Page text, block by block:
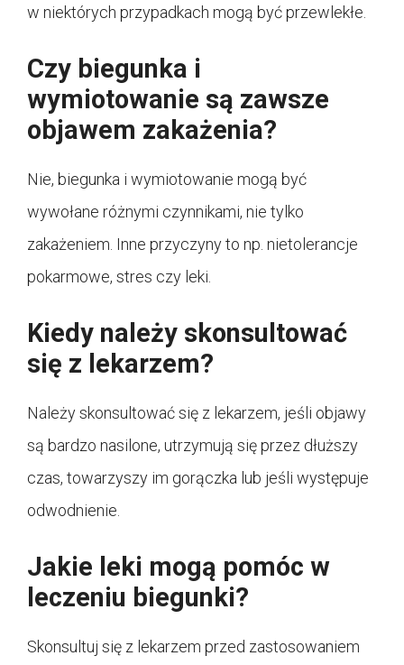
w niektórych przypadkach mogą być przewlekłe.
Czy biegunka i
wymiotowanie są zawsze
objawem zakażenia?
Nie, biegunka i wymiotowanie mogą być
wywołane różnymi czynnikami, nie tylko
zakażeniem. Inne przyczyny to np. nietolerancje
pokarmowe, stres czy leki.
Kiedy należy skonsultować
się z lekarzem?
Należy skonsultować się z lekarzem, jeśli objawy
są bardzo nasilone, utrzymują się przez dłuższy
czas, towarzyszy im gorączka lub jeśli występuje
odwodnienie.
Jakie leki mogą pomóc w
leczeniu biegunki?
Skonsultuj się z lekarzem przed zastosowaniem